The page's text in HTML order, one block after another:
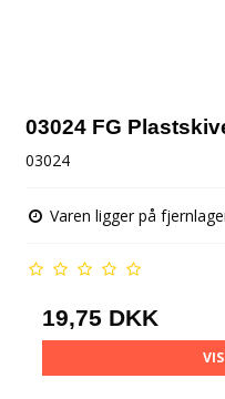
03024 FG
03024
Varen ligger på
19,75 DKK